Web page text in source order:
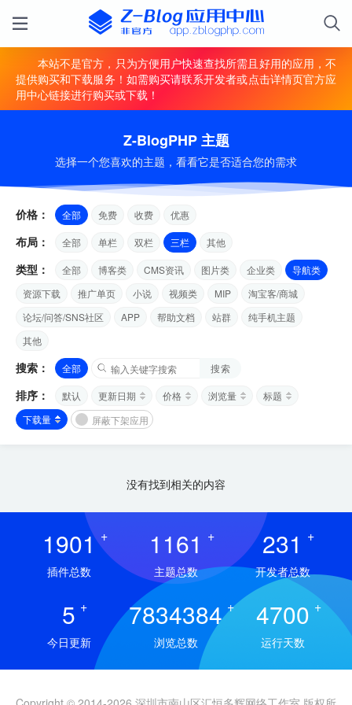
本站不是官方，只为方便用户快速查找所需且好用的应用，不
提供购买和下载服务！如需购买请联系开发者或点击详情页官方应
用中心链接进行购买或下载！
Z-BlogPHP 主题
选择一个您喜欢的主题，看看它是否适合您的需求
价格： 全部 免费 收费 优惠
布局： 全部 单栏 双栏 三栏 其他
类型： 全部 博客类 CMS资讯 图片类 企业类
导航类
资源下载
推广单页 小说 视频类 MIP
淘宝客/商城
论坛/问答/SNS社区
APP 帮助文档 站群
纯手机主题
其他
搜索： 全部 搜索
排序： 默认 更新日期 价格 浏览量
标题
下载量
屏蔽下架应用
没有找到相关的内容
1901 +
插件总数
1161 +
主题总数
231 +
开发者总数
5 +
今日更新
7834384 +
浏览总数
4700 +
运行天数